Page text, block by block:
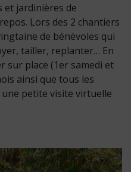
et jardinières de
Lors des 2 chantiers
de bénévoles qui
tailler, replanter… En
sur place (1er samedi et
ainsi que tous les
petite visite virtuelle